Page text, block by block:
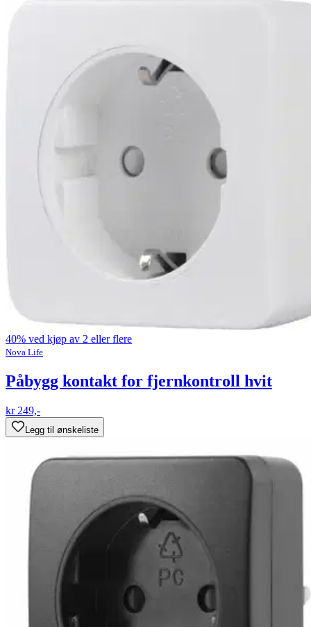
40% ved kjøp av 2 eller flere
Nova Life
Påbygg kontakt for fjernkontroll hvit
kr 249,-
Legg til ønskeliste